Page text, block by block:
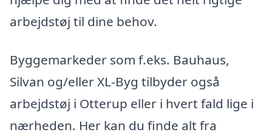
arbejdstøj til dine behov.
Byggemarkeder som f.eks. Bauhaus,
Silvan og/eller XL-Byg tilbyder også
arbejdstøj i Otterup eller i hvert fald lige i
nærheden. Her kan du finde alt fra